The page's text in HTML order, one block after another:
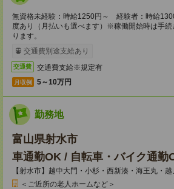
無資格未経験：時給1250円～ 経験者：時給
度あり（月払いも選べます）※稼働開始時は手
ります。
交通費別途支給あり
交通費 交通費支給※規定有
月収例 5～10万円
勤務地
富山県射水市
車通勤OK / 自転車・バイク通勤
【射水市】越中大門・小杉・西新湊・海王丸・
＜ご近所の老人ホームなど＞